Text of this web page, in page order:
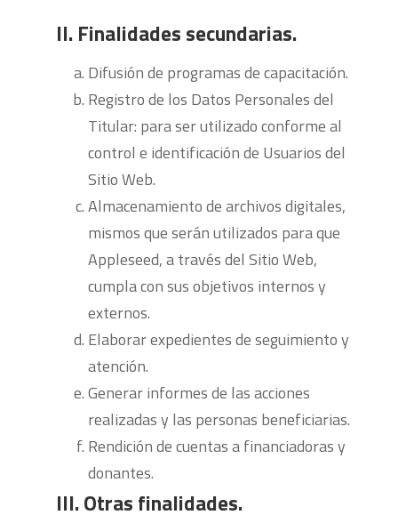
II. Finalidades secundarias.
Difusión de programas de capacitación.
Registro de los Datos Personales del
Titular: para ser utilizado conforme al
control e identificación de Usuarios del
Sitio Web.
Almacenamiento de archivos digitales,
mismos que serán utilizados para que
Appleseed, a través del Sitio Web,
cumpla con sus objetivos internos y
externos.
Elaborar expedientes de seguimiento y
atención.
Generar informes de las acciones
realizadas y las personas beneficiarias.
Rendición de cuentas a financiadoras y
donantes.
III. Otras finalidades.